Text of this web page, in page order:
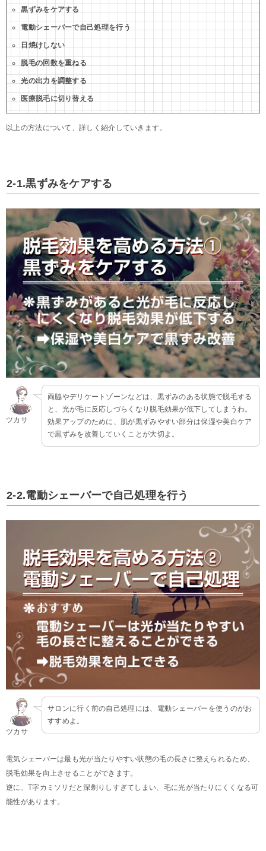
黒ずみをケアする
電動シェーバーで自己処理を行う
日焼けしない
脱毛の回数を重ねる
光の出力を調整する
医療脱毛に切り替える
以上の方法について、詳しく紹介していきます。
2-1.黒ずみをケアする
ツカサ
両脇やデリケートゾーンなどは、黒ずみのある状態で脱毛する
と、光が毛に反応しづらくなり脱毛効果が低下してしまうわ。
効果アップのために、肌が黒ずみやすい部分は保湿や美白ケア
で黒ずみを改善していくことが大切よ。
2-2.電動シェーバーで自己処理を行う
ツカサ
サロンに行く前の自己処理には、電動シェーバーを使うのがお
すすめよ。
電気シェーバーは最も光が当たりやすい状態の毛の長さに整えられるため、
脱毛効果を向上させることができます。
逆に、T字カミソリだと深剃りしすぎてしまい、毛に光が当たりにくくなる可
能性があります。